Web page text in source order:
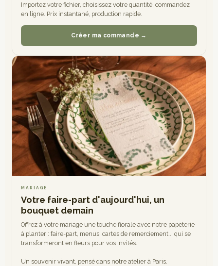
Importez votre fichier, choisissez votre quantité, commandez
en ligne. Prix instantané, production rapide.
Créer ma commande →
MARIAGE
Votre faire-part d'aujourd'hui, un
bouquet demain
Offrez à votre mariage une touche florale avec notre papeterie
à planter : faire-part, menus, cartes de remerciement... qui se
transformeront en fleurs pour vos invités.
Un souvenir vivant, pensé dans notre atelier à Paris.